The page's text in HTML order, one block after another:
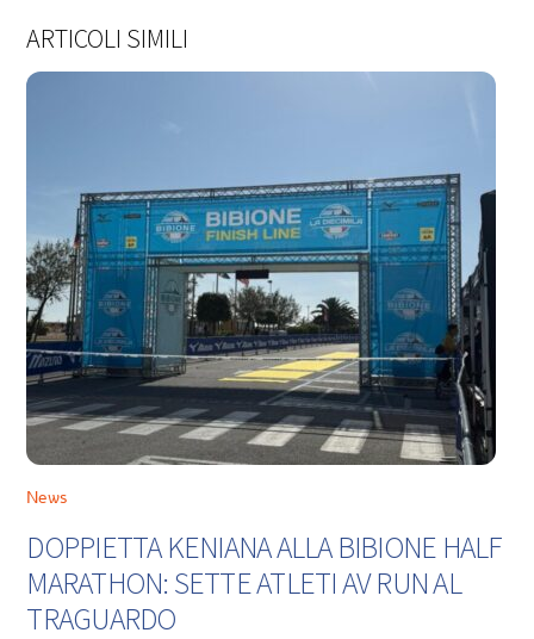
ARTICOLI SIMILI
News
DOPPIETTA KENIANA ALLA BIBIONE HALF
MARATHON: SETTE ATLETI AV RUN AL
TRAGUARDO